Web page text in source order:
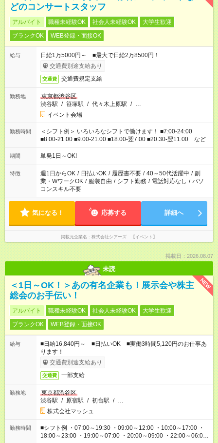
どのコンサートスタッフ
アルバイト 職種未経験OK 社会人未経験OK
大学生歓迎
ブランクOK
WEB登録・面接OK
給与
日給1万5000円～ ■最大で日給2万8500円！
交通費別途支給あり
交通費 交通費規定支給
勤務地
東京都渋谷区
渋谷駅 / 笹塚駅 / 代々木上原駅 / …
イベント会場
勤務時間
＜シフト例＞ いろいろなシフトで働けます！ ■7:00-24:00
■8:00-21:00 ■9:00-21:00 ■18:00-翌7:00 ■20:30-翌11:00 など
期間 単発1日～OK!
特徴 週1日からOK / 日払いOK / 履歴書不要 / 40～50代活躍中 / 副
業・WワークOK / 服装自由 / シフト勤務 / 電話対応なし / パソ
コンスキル不要
気になる！ 応募する 詳細へ
掲載元企業名 株式会社シアーズ 【イベント】
掲載日：2026.08.07
未読
NEW
＜1日～OK！＞あの有名企業も！展示会や株主
総会のお手伝い！
アルバイト 職種未経験OK 社会人未経験OK
大学生歓迎
ブランクOK
WEB登録・面接OK
給与
■日給16,840円～ ■日払いOK ■実働3時間5,120円のお仕事あ
ります！
交通費別途支給あり
交通費 一部支給
勤務地
東京都渋谷区
渋谷駅 / 原宿駅 / 初台駅 / …
株式会社マッシュ
勤務時間
■シフト例 ・07:00～19:30 ・09:00～12:00 ・10:00～17:00 ・
18:00～23:00 ・19:00～07:00 ・20:00～09:00 ・22:00～06:00